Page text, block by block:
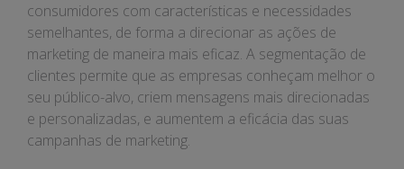
consumidores com características e necessidades
semelhantes, de forma a direcionar as ações de
marketing de maneira mais eficaz. A segmentação de
clientes permite que as empresas conheçam melhor o
seu público-alvo, criem mensagens mais direcionadas
e personalizadas, e aumentem a eficácia das suas
campanhas de marketing.